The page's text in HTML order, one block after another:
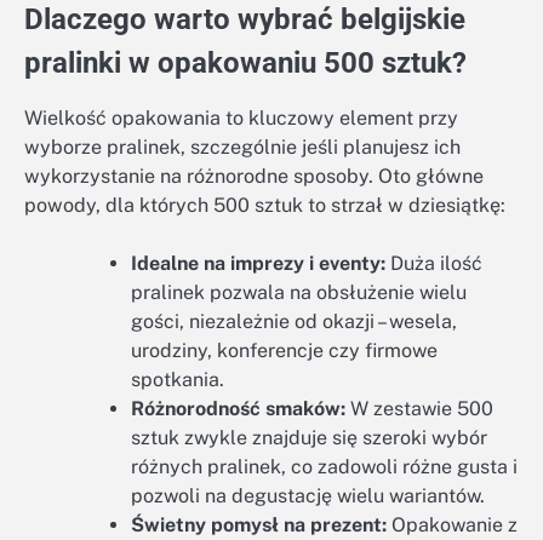
Dlaczego warto wybrać belgijskie
pralinki w opakowaniu 500 sztuk?
Wielkość opakowania to kluczowy element przy
wyborze pralinek, szczególnie jeśli planujesz ich
wykorzystanie na różnorodne sposoby. Oto główne
powody, dla których 500 sztuk to strzał w dziesiątkę:
Idealne na imprezy i eventy: Duża ilość
pralinek pozwala na obsłużenie wielu
gości, niezależnie od okazji – wesela,
urodziny, konferencje czy firmowe
spotkania.
Różnorodność smaków: W zestawie 500
sztuk zwykle znajduje się szeroki wybór
różnych pralinek, co zadowoli różne gusta i
pozwoli na degustację wielu wariantów.
Świetny pomysł na prezent: Opakowanie z